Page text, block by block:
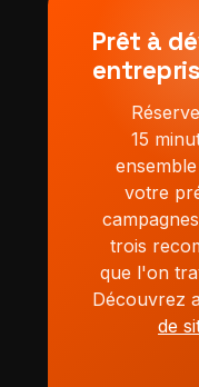
Prêt à
15
votre
trois
que l'on
Découvrez
de